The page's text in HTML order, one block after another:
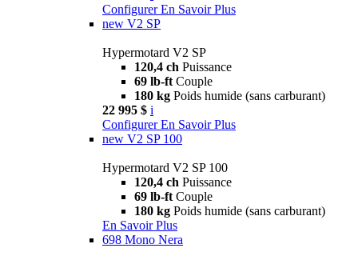
Configurer En Savoir Plus
new V2 SP
Hypermotard V2 SP
120,4 ch Puissance
69 lb-ft Couple
180 kg Poids humide (sans carburant)
22 995 $ i
Configurer En Savoir Plus
new V2 SP 100
Hypermotard V2 SP 100
120,4 ch Puissance
69 lb-ft Couple
180 kg Poids humide (sans carburant)
En Savoir Plus
698 Mono Nera